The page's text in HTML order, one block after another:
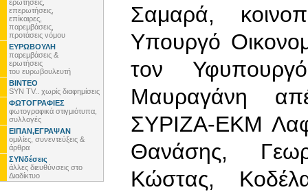
ερωτήσεις,
επερωτήσεις,
επίκαιρες,
παρεμβάσεις,
προτάσεις νόμου
ΕΥΡΩΒΟΥΛΗ
παρεμβάσεις &
ερωτήσεις
του ευρωβουλευτή
ΒΙΝΤΕΟ
SYN TV.. χωρίς διαφημίσεις
ΦΩΤΟΓΡΑΦΙΕΣ
φωτογραφικά στιγμιότυπα,
συλλογές
ΕΙΠΑΝ,ΕΓΡΑΨΑΝ
ομιλίες, συνεντεύξεις &
άρθρα
ΣΥΝδέσεις
άλλες διευθύνσεις στο
Διαδίκτυο
Σαμαρά,
Υπουργό
τον
Μαυραγάνη
ΣΥΡΙΖΑ-ΕΚΜ
Θανάσης,
Κώστας,